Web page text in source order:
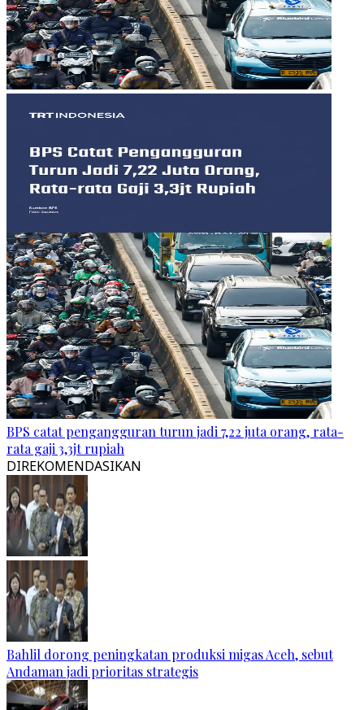
BPS catat pengangguran turun jadi 7,22 juta orang, rata-
rata gaji 3,3jt rupiah
DIREKOMENDASIKAN
Bahlil dorong peningkatan produksi migas Aceh, sebut
Andaman jadi prioritas strategis